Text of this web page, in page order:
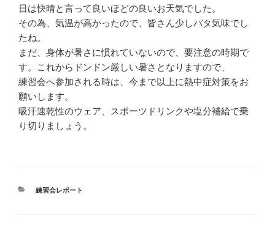
日は快晴と言って良いほどの良いお天気でした。
その為、気温が高かったので、皆さん少しバタ気味でし
たね。
まだ、身体が暑さに慣れていないので、要注意の時期で
す。これからドンドン厳しい暑さとなりますので、
練習会へ参加される時は、今まで以上に熱中症対策をお
願いします。
吸汗速乾性のウェア、スポーツドリンクや塩分補給で乗
り切りましょう。
カ
練習会レポート